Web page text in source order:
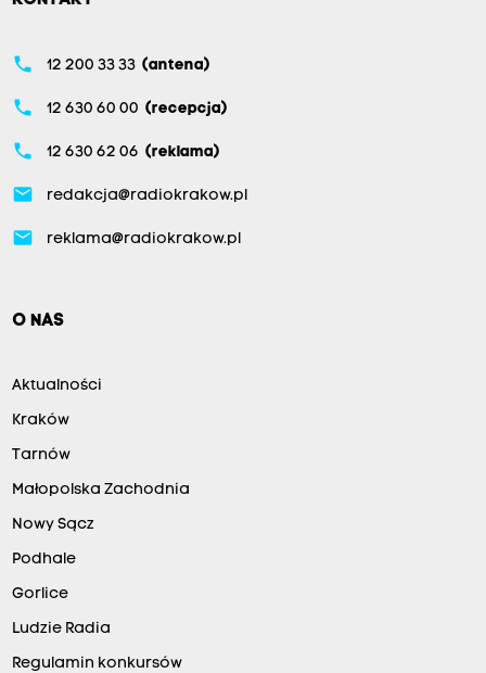
phone 12 200 33 33 (antena)
phone 12 630 60 00 (recepcja)
phone 12 630 62 06 (reklama)
email redakcja@radiokrakow.pl
email reklama@radiokrakow.pl
O NAS
Aktualności
Kraków
Tarnów
Małopolska Zachodnia
Nowy Sącz
Podhale
Gorlice
Ludzie Radia
Regulamin konkursów